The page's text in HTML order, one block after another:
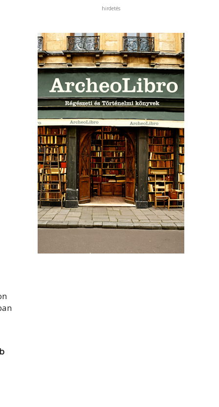
hirdetés